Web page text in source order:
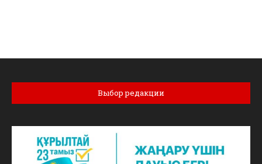
Выбор редакции